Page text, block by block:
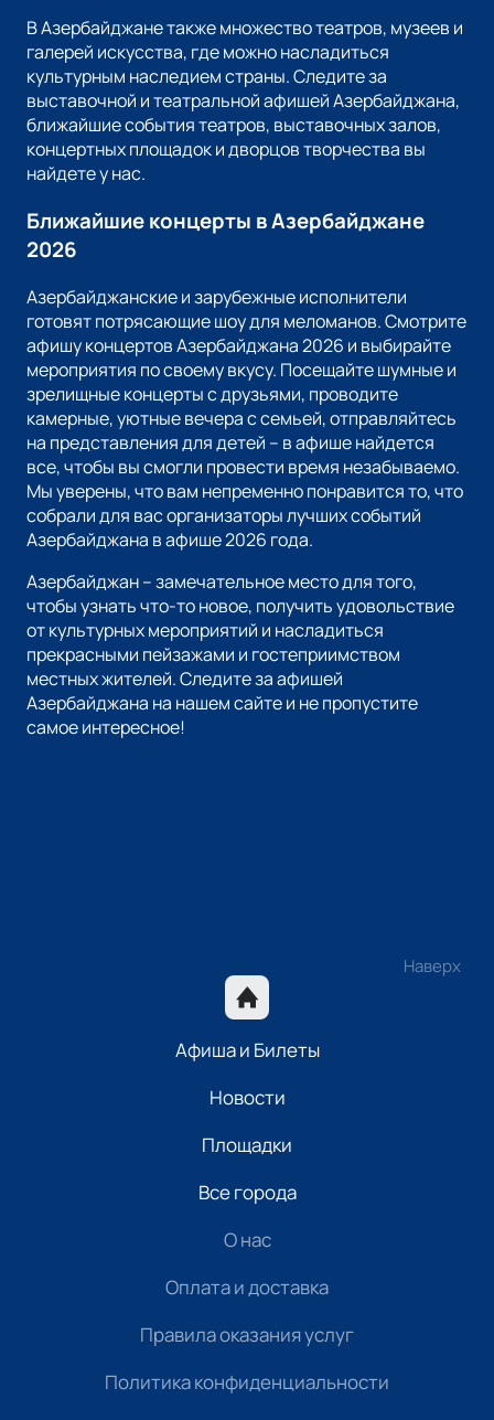
В Азербайджане также множество театров, музеев и
галерей искусства, где можно насладиться
культурным наследием страны. Следите за
выставочной и театральной афишей Азербайджана,
ближайшие события театров, выставочных залов,
концертных площадок и дворцов творчества вы
найдете у нас.
Ближайшие концерты в Азербайджане
2026
Азербайджанские и зарубежные исполнители
готовят потрясающие шоу для меломанов. Смотрите
афишу концертов Азербайджана 2026 и выбирайте
мероприятия по своему вкусу. Посещайте шумные и
зрелищные концерты с друзьями, проводите
камерные, уютные вечера с семьей, отправляйтесь
на представления для детей – в афише найдется
все, чтобы вы смогли провести время незабываемо.
Мы уверены, что вам непременно понравится то, что
собрали для вас организаторы лучших событий
Азербайджана в афише 2026 года.
Азербайджан – замечательное место для того,
чтобы узнать что-то новое, получить удовольствие
от культурных мероприятий и насладиться
прекрасными пейзажами и гостеприимством
местных жителей. Следите за афишей
Азербайджана на нашем сайте и не пропустите
самое интересное!
Наверх
Афиша и Билеты
Новости
Площадки
Все города
О нас
Оплата и доставка
Правила оказания услуг
Политика конфиденциальности